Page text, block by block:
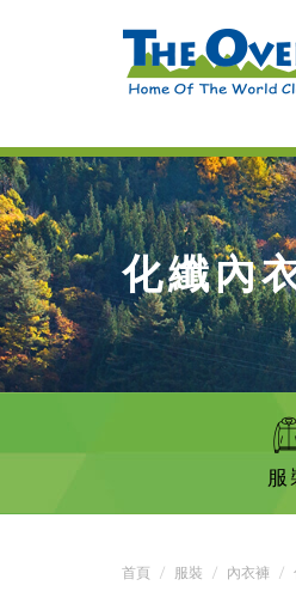
化纖內
服
首頁 服裝 內衣褲